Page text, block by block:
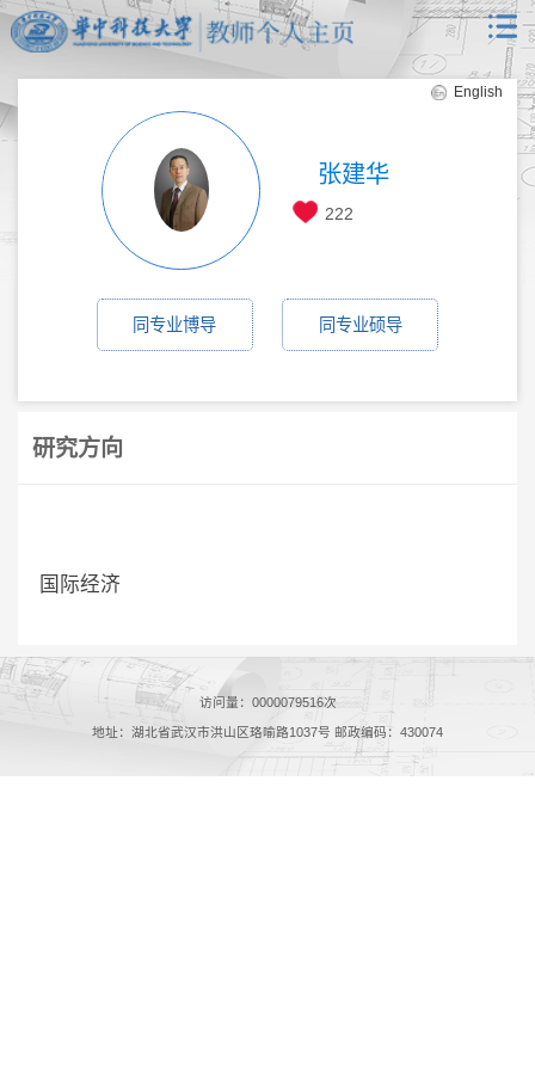
English
张建华
222
同专业博导 同专业硕导
研究方向
国际经济
访问量： 0000079516次
地址：湖北省武汉市洪山区珞喻路1037号 邮政编码：430074